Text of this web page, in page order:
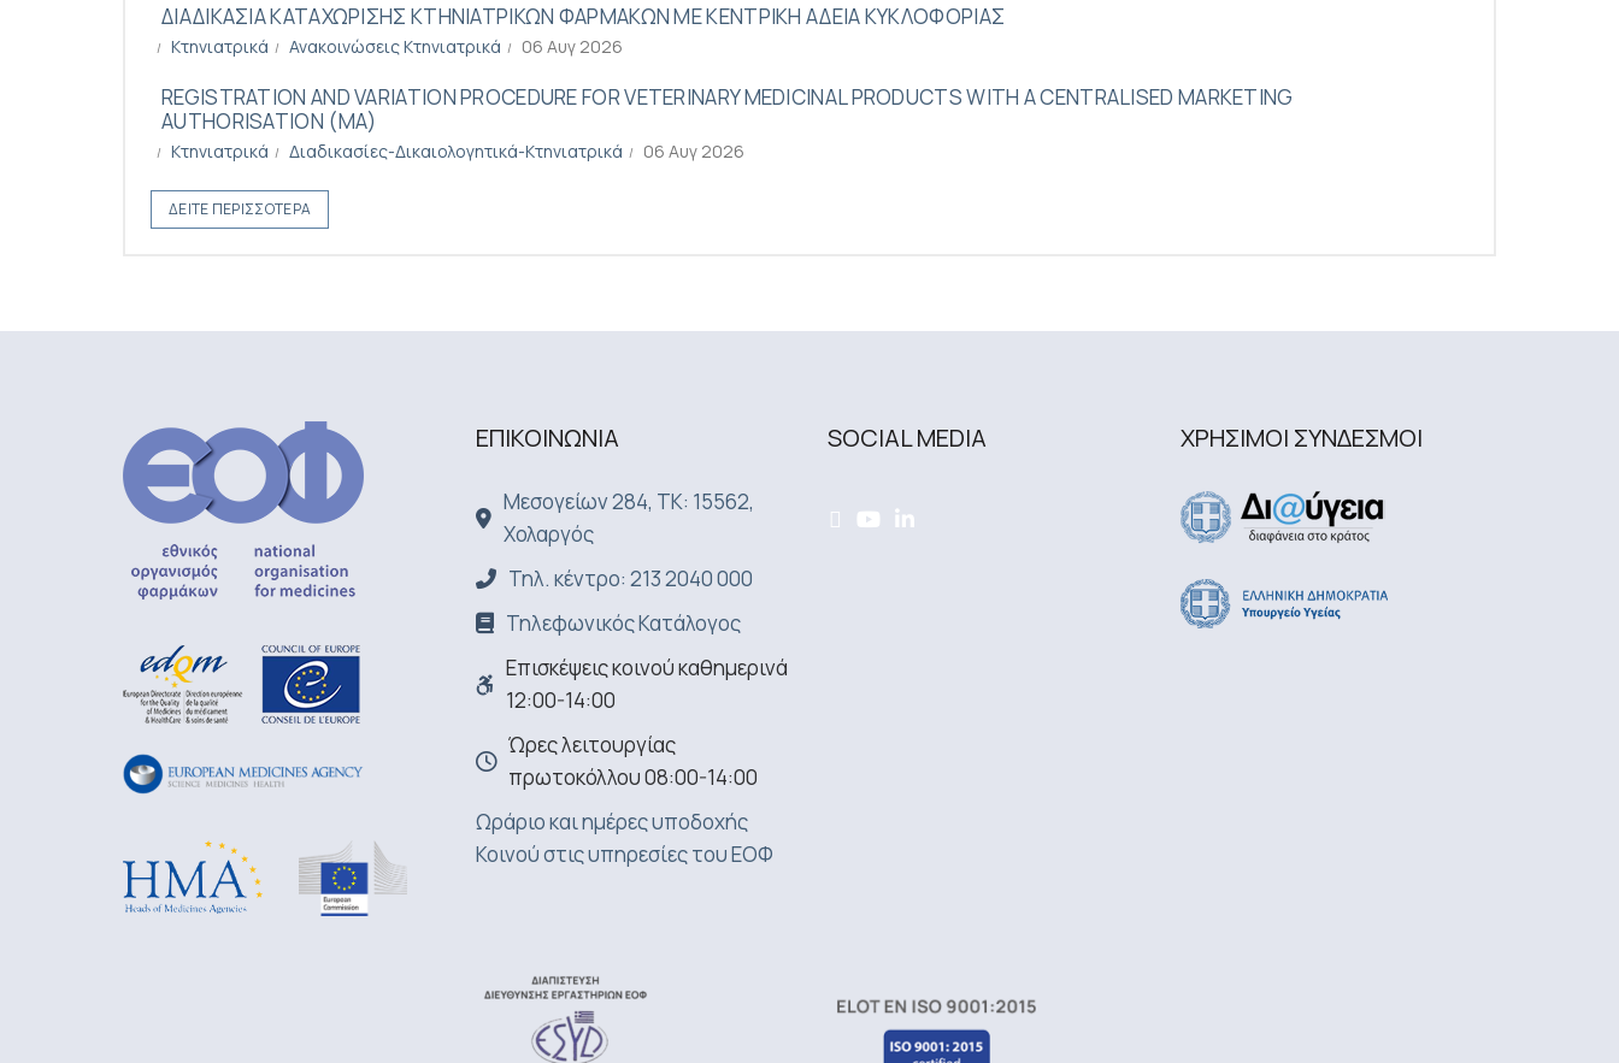
ΔΙΑΔΙΚΑΣΙΑ ΚΑΤΑΧΩΡΙΣΗΣ ΚΤΗΝΙΑΤΡΙΚΩΝ ΦΑΡΜΑΚΩΝ ΜΕ ΚΕΝΤΡΙΚΗ ΑΔΕΙΑ ΚΥΚΛΟΦΟΡΙΑΣ
Κτηνιατρικά Ανακοινώσεις Κτηνιατρικά 06 Αυγ 2026
REGISTRATION AND VARIATION PROCEDURE FOR VETERINARY MEDICINAL PRODUCTS WITH A CENTRALISED MARKETING
AUTHORISATION (MA)
Κτηνιατρικά Διαδικασίες-Δικαιολογητικά-Κτηνιατρικά 06 Αυγ 2026
ΔΕΊΤΕ ΠΕΡΙΣΣΌΤΕΡΑ
ΕΠΙΚΟΙΝΩΝΙA
Μεσογείων 284, ΤΚ: 15562,
Χολαργός
Τηλ. κέντρο: 213 2040 000
Τηλεφωνικός Κατάλογος
Επισκέψεις κοινού καθημερινά
12:00-14:00
Ώρες λειτουργίας
πρωτοκόλλου 08:00-14:00
Ωράριο και ημέρες υποδοχής
Κοινού στις υπηρεσίες του ΕΟΦ
SOCIAL MEDIA ΧΡΗΣΙΜΟΙ ΣΥΝΔΕΣΜΟΙ